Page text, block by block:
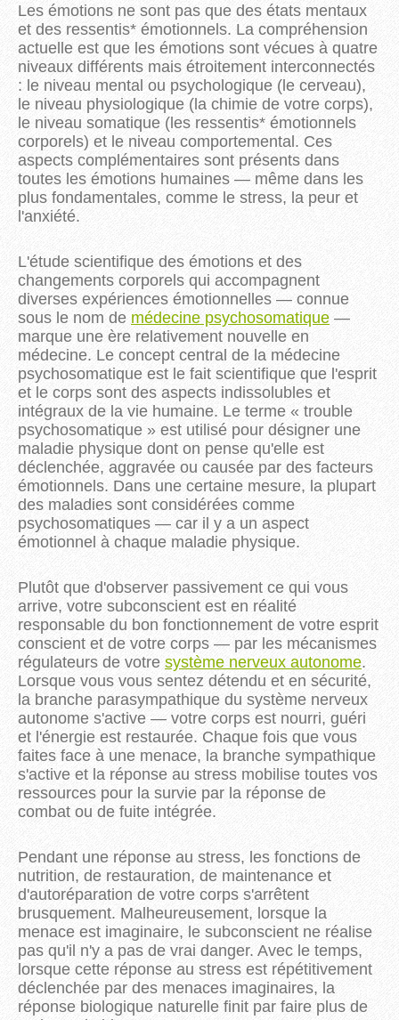
Les émotions ne sont pas que des états mentaux
et des ressentis* émotionnels. La compréhension
actuelle est que les émotions sont vécues à quatre
niveaux différents mais étroitement interconnectés
: le niveau mental ou psychologique (le cerveau),
le niveau physiologique (la chimie de votre corps),
le niveau somatique (les ressentis* émotionnels
corporels) et le niveau comportemental. Ces
aspects complémentaires sont présents dans
toutes les émotions humaines — même dans les
plus fondamentales, comme le stress, la peur et
l'anxiété.
L'étude scientifique des émotions et des
changements corporels qui accompagnent
diverses expériences émotionnelles — connue
sous le nom de médecine psychosomatique —
marque une ère relativement nouvelle en
médecine. Le concept central de la médecine
psychosomatique est le fait scientifique que l'esprit
et le corps sont des aspects indissolubles et
intégraux de la vie humaine. Le terme « trouble
psychosomatique » est utilisé pour désigner une
maladie physique dont on pense qu'elle est
déclenchée, aggravée ou causée par des facteurs
émotionnels. Dans une certaine mesure, la plupart
des maladies sont considérées comme
psychosomatiques — car il y a un aspect
émotionnel à chaque maladie physique.
Plutôt que d'observer passivement ce qui vous
arrive, votre subconscient est en réalité
responsable du bon fonctionnement de votre esprit
conscient et de votre corps — par les mécanismes
régulateurs de votre système nerveux autonome.
Lorsque vous vous sentez détendu et en sécurité,
la branche parasympathique du système nerveux
autonome s'active — votre corps est nourri, guéri
et l'énergie est restaurée. Chaque fois que vous
faites face à une menace, la branche sympathique
s'active et la réponse au stress mobilise toutes vos
ressources pour la survie par la réponse de
combat ou de fuite intégrée.
Pendant une réponse au stress, les fonctions de
nutrition, de restauration, de maintenance et
d'autoréparation de votre corps s'arrêtent
brusquement. Malheureusement, lorsque la
menace est imaginaire, le subconscient ne réalise
pas qu'il n'y a pas de vrai danger. Avec le temps,
lorsque cette réponse au stress est répétitivement
déclenchée par des menaces imaginaires, la
réponse biologique naturelle finit par faire plus de